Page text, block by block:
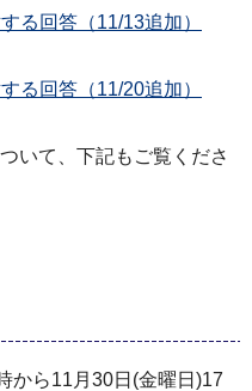
る回答（11/13追加）
る回答（11/20追加）
下記もご覧くださ
から11月30日(金曜日)17